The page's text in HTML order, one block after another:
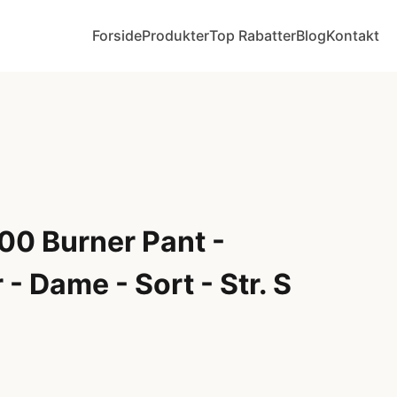
ForsideProdukterTop RabatterBlogKontakt
Burner Pant -
Dame - Sort - Str. S